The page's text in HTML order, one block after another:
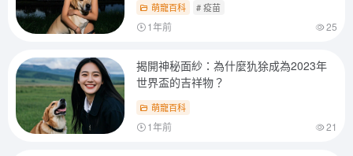
萌寵百科 # 疫苗
1年前 25
揭開神秘面紗：為什麼犰狳成為2023年
世界盃的吉祥物？
萌寵百科
1年前 21